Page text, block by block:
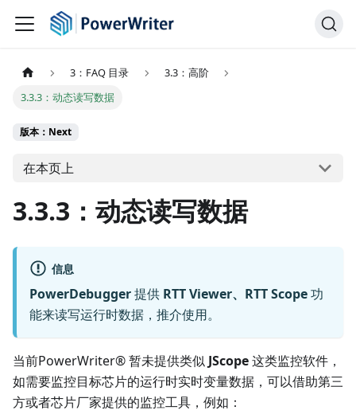
3：FAQ 目录
3.3：高阶
3.3.3：动态读写数据
版本：Next
在本页上
3.3.3：动态读写数据
信息
PowerDebugger提供 RTT Viewer、RTT Scope功
能来读写运行时数据，推介使用。
当前PowerWriter® 暂未提供类似 JScope这类监控软件，
如需要监控目标芯片的运行时实时变量数据，可以借助第三
方或者芯片厂家提供的监控工具，例如：